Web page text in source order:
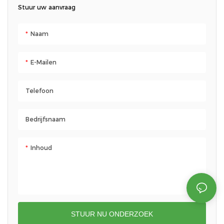
Stuur uw aanvraag
Naam
E-Mailen
Telefoon
Bedrijfsnaam
Inhoud
STUUR NU ONDERZOEK